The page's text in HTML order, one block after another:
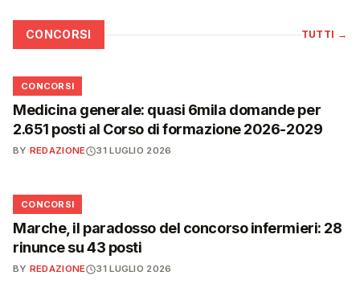
CONCORSI TUTTI →
📋
CONCORSI
Medicina generale: quasi 6mila domande per
2.651 posti al Corso di formazione 2026-2029
BY REDAZIONE 31 LUGLIO 2026
📋
CONCORSI
Marche, il paradosso del concorso infermieri: 28
rinunce su 43 posti
BY REDAZIONE 31 LUGLIO 2026